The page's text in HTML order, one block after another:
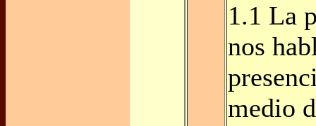
1.1 La
nos
medio